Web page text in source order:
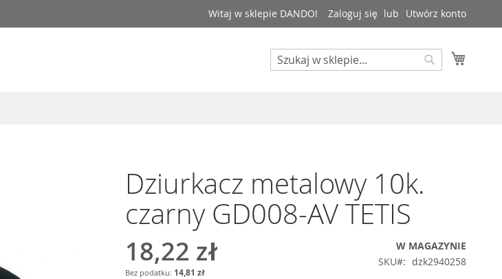
Witaj w sklepie DANDO! Zaloguj się Utwórz konto
Search
Dziurkacz metalowy 10k.
czarny GD008-AV TETIS
18,22 zł
14,81 zł
W MAGAZYNIE
SKU
dzk2940258